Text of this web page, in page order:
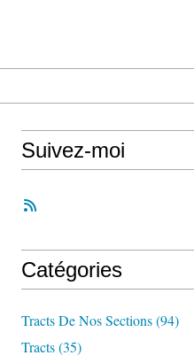
Suivez-moi
Catégories
Tracts De Nos Sections(94)
Tracts(35)